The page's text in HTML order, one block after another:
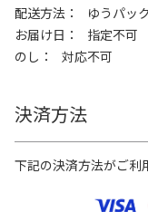
配送方法
ゆうパック
お届け日
指定不可
のし
対応不可
決済方法
下記の決済方法がご利